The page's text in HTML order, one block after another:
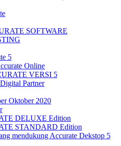
SOFTWARE
5
Online
VERSI 5
Partner
Oktober 2020
DELUXE Edition
STANDARD Edition
mendukung Accurate Dekstop 5